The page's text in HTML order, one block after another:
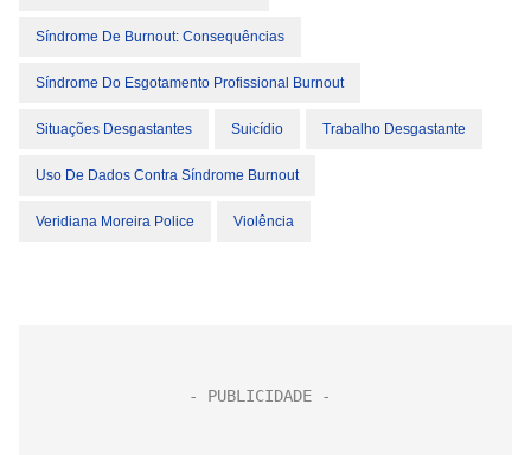
Síndrome De Burnout: Consequências
Síndrome Do Esgotamento Profissional Burnout
Situações Desgastantes Suicídio Trabalho Desgastante
Uso De Dados Contra Síndrome Burnout
Veridiana Moreira Police Violência